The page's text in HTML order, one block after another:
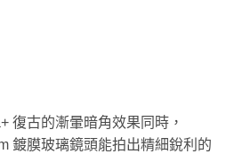
復古的漸暈暗角效果同時，
鍍膜玻璃鏡頭能拍出精細銳利的